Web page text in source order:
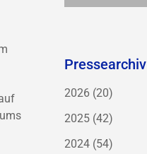
Pressearchiv
2026 (20)
2025 (42)
2024 (54)